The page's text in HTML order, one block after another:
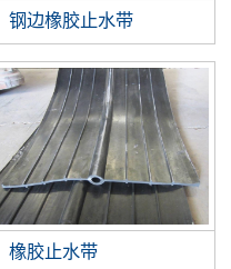
钢边橡胶止水带
橡胶止水带